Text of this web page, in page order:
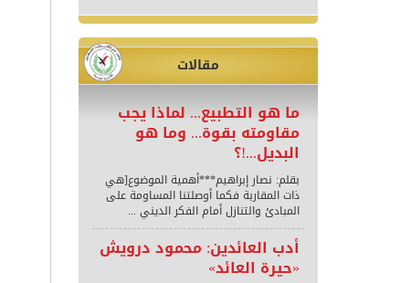
مقالات
ما هو التطبيع... لماذا يجب
مقاومته بقوة... وما هو
البديل...!؟
بقلم: نصار إبراهيم***أهمية الموضوع[هي
ذات المقاربة فكما أوصلتنا المساومة على
المبادئ والتنازل أمام الفكر الديني ...
أدب العائدين: محمود درويش
«حيرة العائد»